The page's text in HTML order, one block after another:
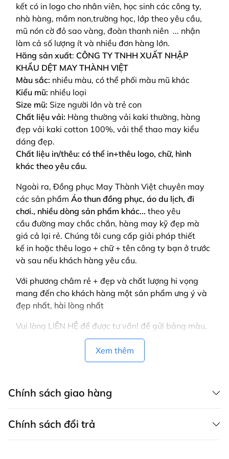
kết có in logo cho nhân viên, học sinh các công ty,
nhà hàng, mầm non,trường học, lớp theo yêu cầu,
mũ nón cờ đỏ sao vàng, đoàn thanh niên ... nhận
làm cả số lượng ít và nhiều đơn hàng lớn.
Hãng sản xuất: CÔNG TY TNHH XUẤT NHẬP
KHẨU DỆT MAY THÀNH VIỆT
Màu sắc: nhiều màu, có thể phối màu mũ khác
Kiểu mũ: nhiều loại
Size mũ: Size người lớn và trẻ con
Chất liệu vải: Hàng thường vải kaki thường, hàng
đẹp vải kaki cotton 100%, vải thể thao may kiểu
dáng đẹp.
Chất liệu in/thêu: có thể in+thêu logo, chữ, hình
khác theo yêu cầu.
Ngoài ra, Đồng phục May Thành Việt chuyên may
các sản phẩm Áo thun đồng phục, áo du lịch, đi
chơi., nhiều dòng sản phẩm khác... theo yêu
cầu đường may chắc chắn, hàng may kỹ đẹp mà
giá cả lại rẻ. Chúng tôi cung cấp giải pháp thiết
kế in hoặc thêu logo + chữ + tên công ty bạn ở trước
và sau nếu khách hàng yêu cầu.
Với phương châm rẻ + đẹp và chất lượng hi vọng
mang đến cho khách hàng một sản phẩm ưng ý và
đẹp nhất, hài lòng nhất
Vui lòng LIÊN HỆ để được tư vấn! để gửi bảng màu,
mẫu, thiết kế mẫu cho bạn.
Xem thêm
Chính sách giao hàng
CHÍNH SÁCH GIAO HÀNG MAY THÀNH VIỆT có dịch vụ giao hàng tận
Chính sách đổi trả